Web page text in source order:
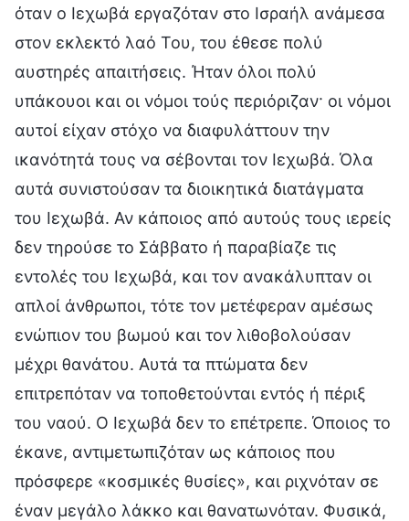
όταν ο Ιεχωβά εργαζόταν στο Ισραήλ ανάμεσα
στον εκλεκτό λαό Του, του έθεσε πολύ
αυστηρές απαιτήσεις. Ήταν όλοι πολύ
υπάκουοι και οι νόμοι τούς περιόριζαν· οι νόμοι
αυτοί είχαν στόχο να διαφυλάττουν την
ικανότητά τους να σέβονται τον Ιεχωβά. Όλα
αυτά συνιστούσαν τα διοικητικά διατάγματα
του Ιεχωβά. Αν κάποιος από αυτούς τους ιερείς
δεν τηρούσε το Σάββατο ή παραβίαζε τις
εντολές του Ιεχωβά, και τον ανακάλυπταν οι
απλοί άνθρωποι, τότε τον μετέφεραν αμέσως
ενώπιον του βωμού και τον λιθοβολούσαν
μέχρι θανάτου. Αυτά τα πτώματα δεν
επιτρεπόταν να τοποθετούνται εντός ή πέριξ
του ναού. Ο Ιεχωβά δεν το επέτρεπε. Όποιος το
έκανε, αντιμετωπιζόταν ως κάποιος που
πρόσφερε «κοσμικές θυσίες», και ριχνόταν σε
έναν μεγάλο λάκκο και θανατωνόταν. Φυσικά,